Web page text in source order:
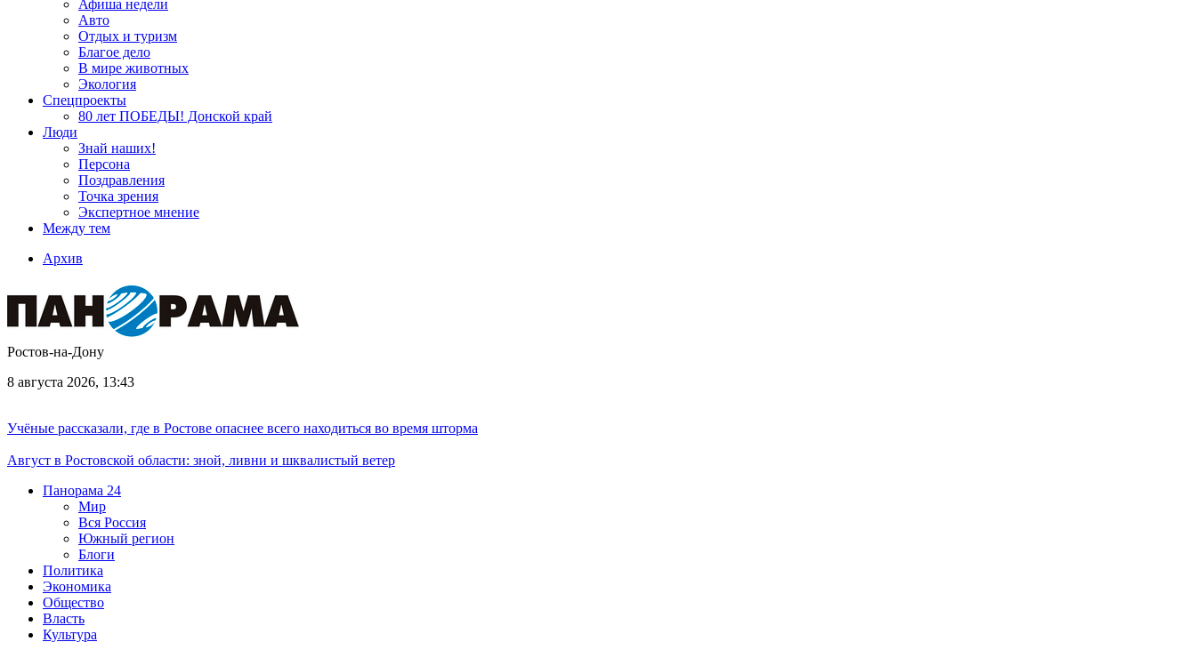
Афиша недели
Авто
Отдых и туризм
Благое дело
В мире животных
Экология
Спецпроекты
80 лет ПОБЕДЫ! Донской край
Люди
Знай наших!
Персона
Поздравления
Точка зрения
Экспертное мнение
Между тем
Архив
Ростов-на-Дону
8 августа 2026, 13:43
Учёные рассказали, где в Ростове опаснее всего находиться во время шторма
Август в Ростовской области: зной, ливни и шквалистый ветер
Панорама 24
Мир
Вся Россия
Южный регион
Блоги
Политика
Экономика
Общество
Власть
Культура